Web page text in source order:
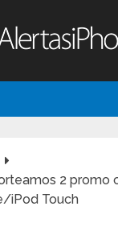
2 promo
iPod Touch